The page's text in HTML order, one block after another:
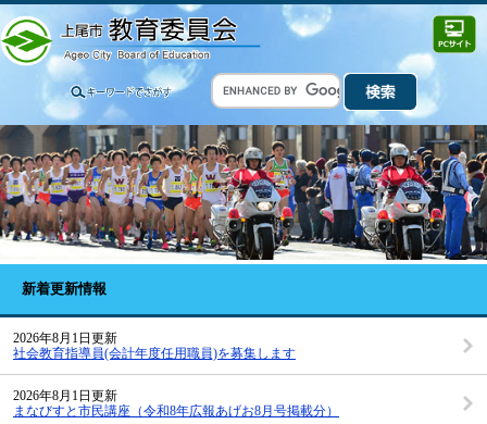
新着更新情報
2026年8月1日更新
社会教育指導員(会計年度任用職員)を募集します
2026年8月1日更新
まなびすと市民講座（令和8年広報あげお8月号掲載分）